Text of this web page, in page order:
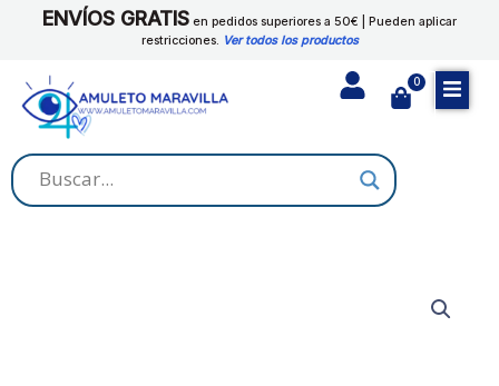
ENVÍOS GRATIS en pedidos superiores a 50€ | Pueden aplicar
restricciones. Ver todos los productos
0
Cart
cantidad